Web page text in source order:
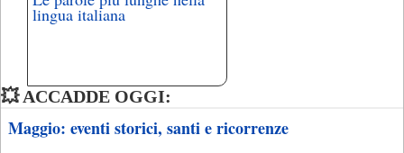
lingua italiana
💥 ACCADDE OGGI:
Maggio: eventi storici, santi e ricorrenze